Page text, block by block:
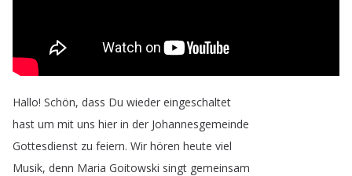
Hallo! Schön, dass Du wieder eingeschaltet
hast um mit uns hier in der Johannesgemeinde
Gottesdienst zu feiern. Wir hören heute viel
Musik, denn Maria Goitowski singt gemeinsam